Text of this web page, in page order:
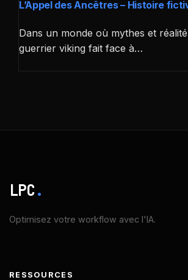
L’Appel des Ancêtres – Histoire
Dans un monde où mythes et
guerrier viking fait face à…
LPC.
Optimisez votre workflow avec l'IA.
RESSOURCES